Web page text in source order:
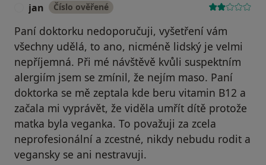
jan Číslo ověřené
Paní doktorku nedoporučuji, vyšetření vám
všechny udělá, to ano, nicméně lidský je velmi
nepříjemná. Při mé návštěvě kvůli suspektním
alergiím jsem se zmínil, že nejím maso. Paní
doktorka se mě zeptala kde beru vitamin B12 a
začala mi vyprávět, že viděla umřít dítě protože
matka byla veganka. To považuji za zcela
neprofesionální a zcestné, nikdy nebudu rodit a
vegansky se ani nestravuji.